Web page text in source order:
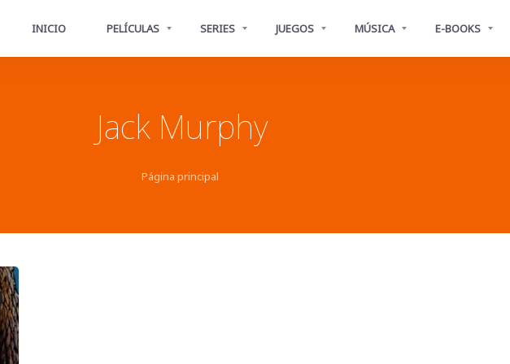
INICIO PELÍCULAS SERIES JUEGOS MÚSICA E-BOOKS
Jack Murphy
Página principal